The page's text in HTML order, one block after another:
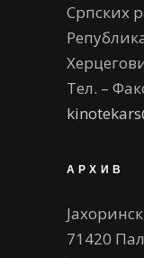
Српских
Тел. –
АРХИВ
71420